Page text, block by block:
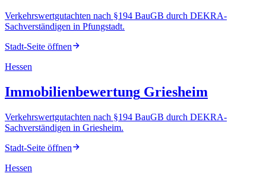
Verkehrswertgutachten nach §194 BauGB durch DEKRA-
Sachverständigen in Pfungstadt.
Stadt-Seite öffnen
Hessen
Immobilienbewertung Griesheim
Verkehrswertgutachten nach §194 BauGB durch DEKRA-
Sachverständigen in Griesheim.
Stadt-Seite öffnen
Hessen